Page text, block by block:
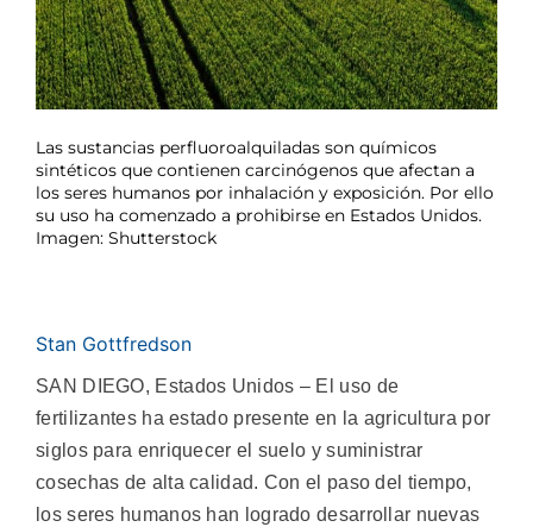
Las sustancias perfluoroalquiladas son químicos
sintéticos que contienen carcinógenos que afectan a
los seres humanos por inhalación y exposición. Por ello
su uso ha comenzado a prohibirse en Estados Unidos.
Imagen: Shutterstock
Stan Gottfredson
SAN DIEGO, Estados Unidos – El uso de
fertilizantes ha estado presente en la agricultura por
siglos para enriquecer el suelo y suministrar
cosechas de alta calidad. Con el paso del tiempo,
los seres humanos han logrado desarrollar nuevas